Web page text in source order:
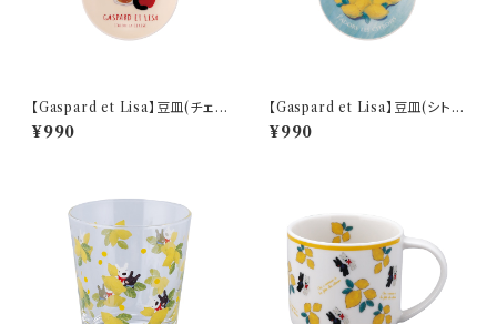
【Gaspard et Lisa】豆皿(チェリ
ー)【LG170】 LG171-333
¥990
【Gaspard et Lisa】豆皿(シトロ
ン)【LG170】 LG173-333
¥990